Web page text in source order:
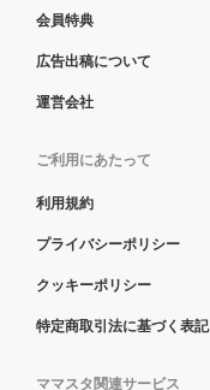
会員特典
広告出稿について
運営会社
ご利用にあたって
利用規約
プライバシーポリシー
クッキーポリシー
特定商取引法に基づく表記
ママスタ関連サービス